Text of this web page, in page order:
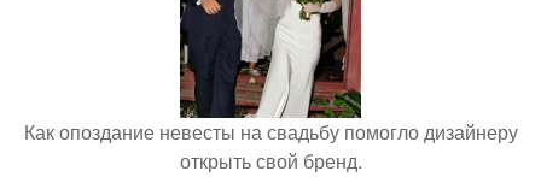
Как опоздание невесты на свадьбу помогло дизайнеру
открыть свой бренд.